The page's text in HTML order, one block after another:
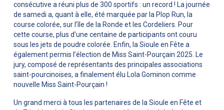
consécutive a réuni plus de 300 sportifs : un record ! La journée
de samedi a, quant à elle, été marquée par la Plop Run, la
course colorée, sur l’île de la Ronde et les Cordeliers. Pour
cette course, plus d’une centaine de participants ont couru
sous les jets de poudre colorée. Enfin, la Sioule en Fête a
également permis l’élection de Miss Saint-Pourçain 2025. Le
jury, composé de représentants des principales associations
saint-pourcinoises, a finalement élu Lola Gominon comme
nouvelle Miss Saint-Pourçain !
Un grand merci à tous les partenaires de la Sioule en Fête et